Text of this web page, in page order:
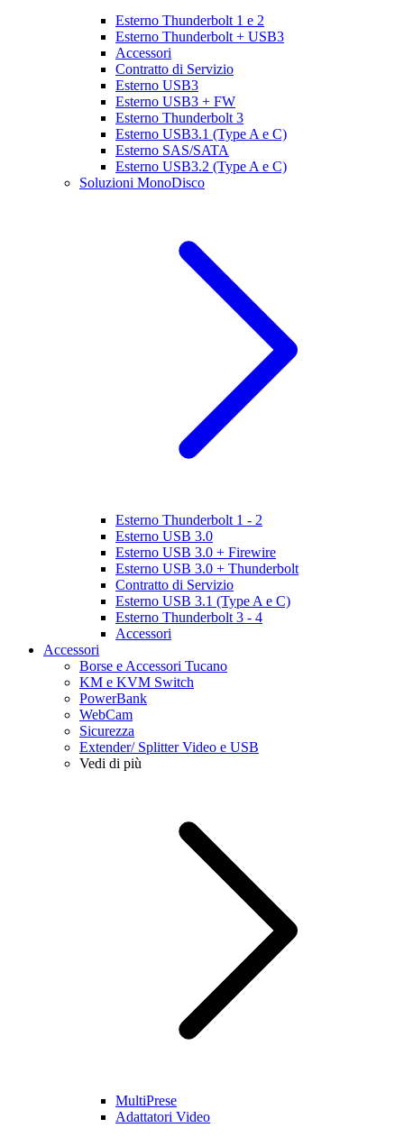
Esterno Thunderbolt 1 e 2
Esterno Thunderbolt + USB3
Accessori
Contratto di Servizio
Esterno USB3
Esterno USB3 + FW
Esterno Thunderbolt 3
Esterno USB3.1 (Type A e C)
Esterno SAS/SATA
Esterno USB3.2 (Type A e C)
Soluzioni MonoDisco
Esterno Thunderbolt 1 - 2
Esterno USB 3.0
Esterno USB 3.0 + Firewire
Esterno USB 3.0 + Thunderbolt
Contratto di Servizio
Esterno USB 3.1 (Type A e C)
Esterno Thunderbolt 3 - 4
Accessori
Accessori
Borse e Accessori Tucano
KM e KVM Switch
PowerBank
WebCam
Sicurezza
Extender/ Splitter Video e USB
Vedi di più
MultiPrese
Adattatori Video